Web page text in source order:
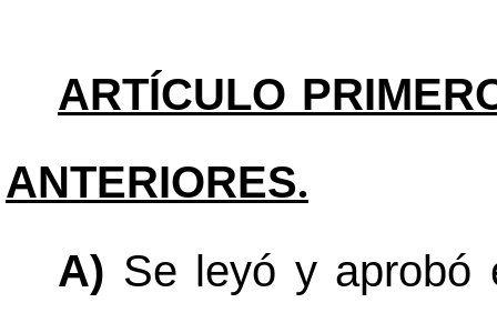
ARTÍCULO
ANTERIORES.
A) Se leyó y aprobó